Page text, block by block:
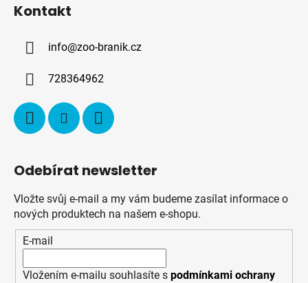
Kontakt
info@zoo-branik.cz
728364962
Odebírat newsletter
Vložte svůj e-mail a my vám budeme zasílat informace o
nových produktech na našem e-shopu.
E-mail
Vložením e-mailu souhlasíte s podmínkami ochrany